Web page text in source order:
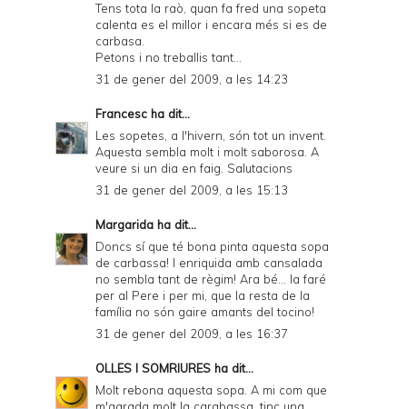
Tens tota la raò, quan fa fred una sopeta
calenta es el millor i encara més si es de
carbasa.
Petons i no treballis tant...
31 de gener del 2009, a les 14:23
Francesc ha dit...
Les sopetes, a l'hivern, són tot un invent.
Aquesta sembla molt i molt saborosa. A
veure si un dia en faig. Salutacions
31 de gener del 2009, a les 15:13
Margarida ha dit...
Doncs sí que té bona pinta aquesta sopa
de carbassa! I enriquida amb cansalada
no sembla tant de règim! Ara bé... la faré
per al Pere i per mi, que la resta de la
família no són gaire amants del tocino!
31 de gener del 2009, a les 16:37
OLLES I SOMRIURES ha dit...
Molt rebona aquesta sopa. A mi com que